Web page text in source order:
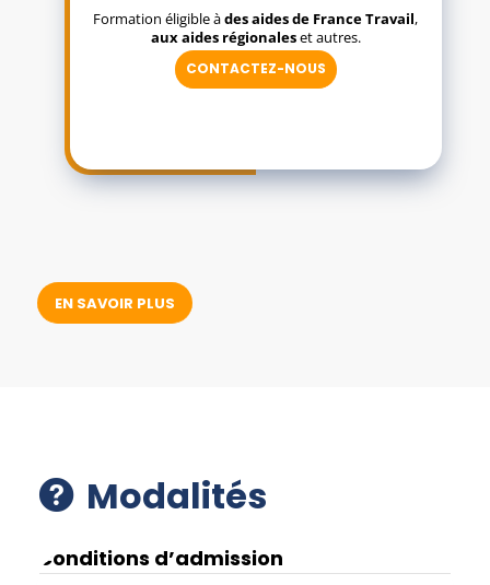
Formation éligible àdes aides de France Travail,
aux aides régionaleset autres.
CONTACTEZ-NOUS
EN SAVOIR PLUS
Modalités
Conditions d’admission